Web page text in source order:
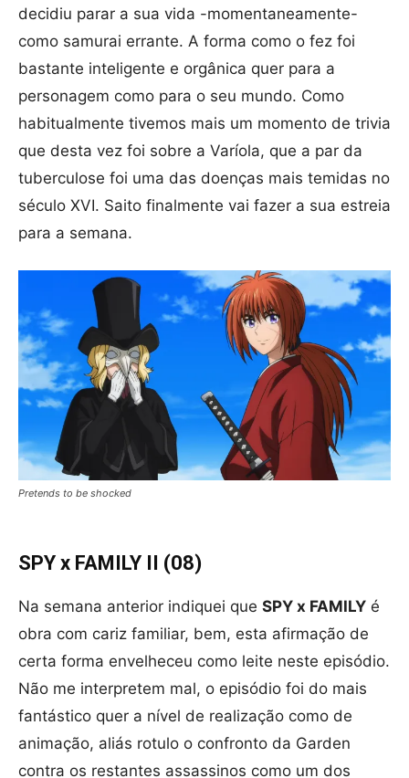
decidiu parar a sua vida -momentaneamente-
como samurai errante. A forma como o fez foi
bastante inteligente e orgânica quer para a
personagem como para o seu mundo. Como
habitualmente tivemos mais um momento de trivia
que desta vez foi sobre a Varíola, que a par da
tuberculose foi uma das doenças mais temidas no
século XVI. Saito finalmente vai fazer a sua estreia
para a semana.
Pretends to be shocked
SPY x FAMILY II (08)
Na semana anterior indiquei que SPY x FAMILY é
obra com cariz familiar, bem, esta afirmação de
certa forma envelheceu como leite neste episódio.
Não me interpretem mal, o episódio foi do mais
fantástico quer a nível de realização como de
animação, aliás rotulo o confronto da Garden
contra os restantes assassinos como um dos